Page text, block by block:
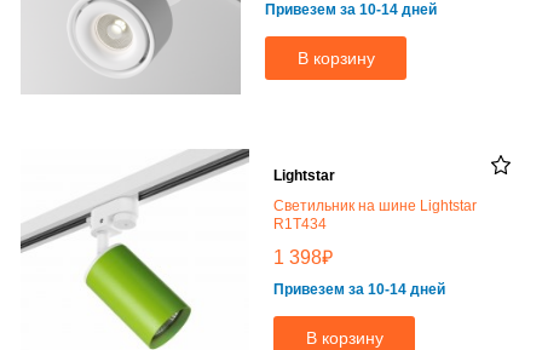
Привезем за 10-14 дней
В корзину
Lightstar
Светильник на шине Lightstar
R1T434
1 398₽
Привезем за 10-14 дней
В корзину